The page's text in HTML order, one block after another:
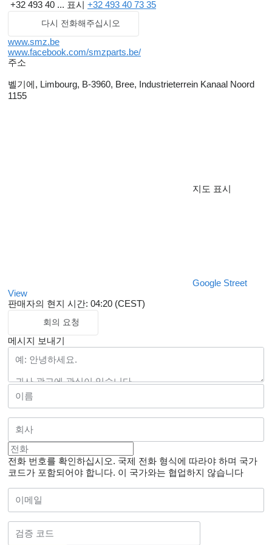
+32 493 40 ... 표시 +32 493 40 73 35
다시 전화해주십시오
www.smz.be
www.facebook.com/smzparts.be/
주소
벨기에, Limbourg, B-3960, Bree, Industrieterrein Kanaal Noord
1155
지도 표시
Google Street
View
판매자의 현지 시간: 04:20 (CEST)
회의 요청
메시지 보내기
전화 번호를 확인하십시오. 국제 전화 형식에 따라야 하며 국가
코드가 포함되어야 합니다. 이 국가와는 협업하지 않습니다